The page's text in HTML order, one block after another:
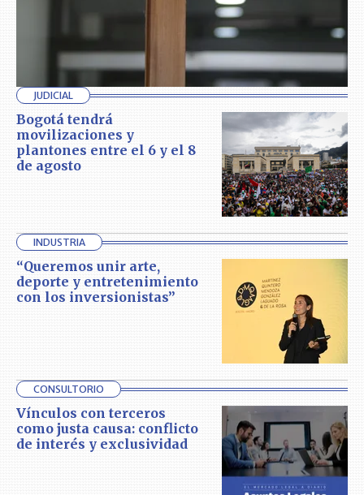
JUDICIAL
Bogotá tendrá
movilizaciones y
plantones entre el 6 y el 8
de agosto
INDUSTRIA
“Queremos unir arte,
deporte y entretenimiento
con los inversionistas”
CONSULTORIO
Vínculos con terceros
como justa causa: conflicto
de interés y exclusividad